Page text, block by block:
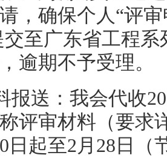
，确保个人“评
交至广东省工程
逾期不予受理。
报送：我会代收
评审材料（要求
日起至2月28日